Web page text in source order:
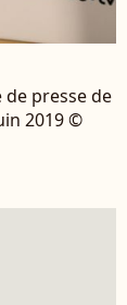
de presse de
2019 ©